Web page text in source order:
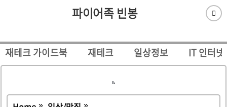
파이어족 빈봉
재테크 가이드북 재테크 일상정보 IT 인터넷